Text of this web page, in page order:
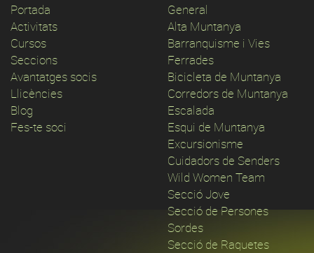
Portada
Activitats
Cursos
Seccions
Avantatges socis
Llicències
Blog
Fes-te soci
General
Alta Muntanya
Barranquisme i Vies
Ferrades
Bicicleta de Muntanya
Corredors de Muntanya
Escalada
Esqui de Muntanya
Excursionisme
Cuidadors de Senders
Wild Women Team
Secció Jove
Secció de Persones
Sordes
Secció de Raquetes